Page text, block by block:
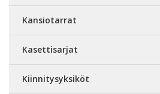
Kansiotarrat
Kasettisarjat
Kiinnitysyksiköt